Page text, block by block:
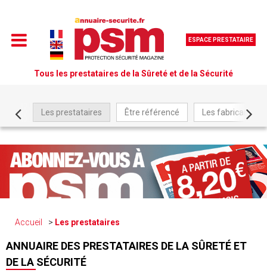
ESPACE PRESTATAIRE
Tous les prestataires de la Sûreté et de la Sécurité
Les prestataires Être référencé Les fabricants
Accueil Les prestataires
ANNUAIRE DES PRESTATAIRES DE LA SÛRETÉ ET
DE LA SÉCURITÉ